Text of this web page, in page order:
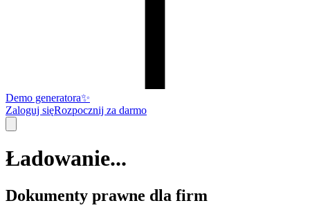
Demo generatora✨
Zaloguj sięRozpocznij za darmo
Ładowanie...
Dokumenty prawne dla firm